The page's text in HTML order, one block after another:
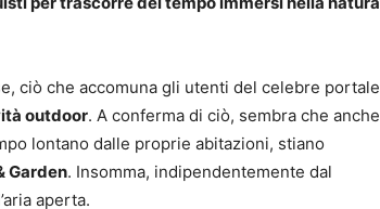
ciò che accomuna gli utenti del celebre portale
outdoor. A conferma di ciò, sembra che anche
lontano dalle proprie abitazioni, stiano
Garden. Insomma, indipendentemente dal
aperta.